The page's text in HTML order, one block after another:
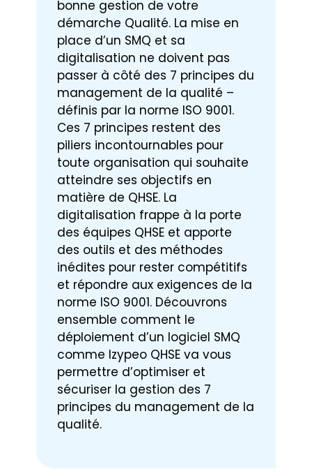
bonne gestion de votre
démarche Qualité. La mise en
place d’un SMQ et sa
digitalisation ne doivent pas
passer à côté des 7 principes du
management de la qualité –
définis par la norme ISO 9001.
Ces 7 principes restent des
piliers incontournables pour
toute organisation qui souhaite
atteindre ses objectifs en
matière de QHSE. La
digitalisation frappe à la porte
des équipes QHSE et apporte
des outils et des méthodes
inédites pour rester compétitifs
et répondre aux exigences de la
norme ISO 9001. Découvrons
ensemble comment le
déploiement d’un logiciel SMQ
comme Izypeo QHSE va vous
permettre d’optimiser et
sécuriser la gestion des 7
principes du management de la
qualité.